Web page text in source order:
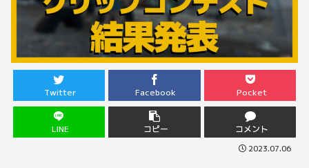
Twitter Facebook Pocket
LINE コピー コメント
2023.07.06